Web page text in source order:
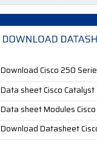
Download Cisco 250
Data sheet Cisco
Data sheet Modules Cisco
Download Datasheet